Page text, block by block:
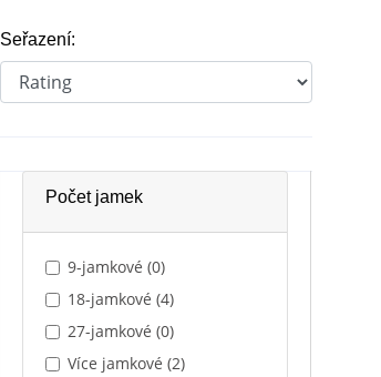
Seřazení:
Počet jamek
9-jamkové (0)
18-jamkové (4)
27-jamkové (0)
Více jamkové (2)